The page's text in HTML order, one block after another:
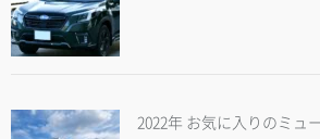
2022年 お気に入りのミュ